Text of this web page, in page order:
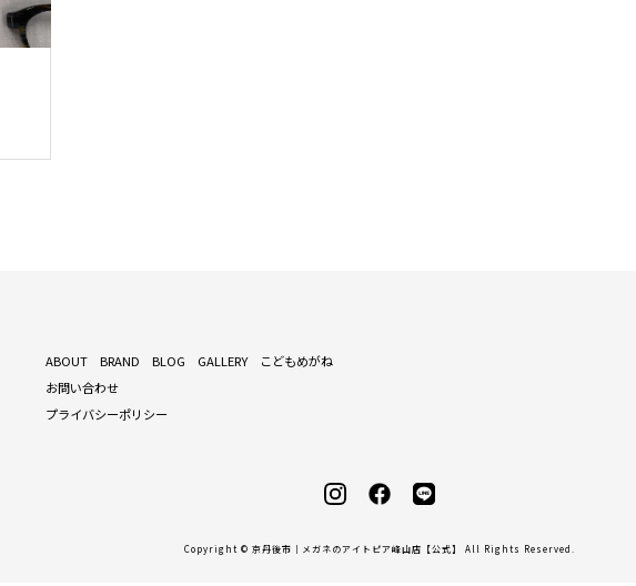
ABOUT BRAND BLOG GALLERY
こどもめがね
お問い合わせ
プライバシーポリシー
Copyright © 京丹後市｜メガネのアイトピア峰山店【公式】 All Rights Reserved.